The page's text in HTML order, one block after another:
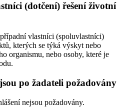
(dotčení) řešení životní
vlastníci (spoluvlastníci)
kterých se týká výskyt nebo
organismu, nebo osoby, které je
po žadateli požadovány
nejsou požadovány.